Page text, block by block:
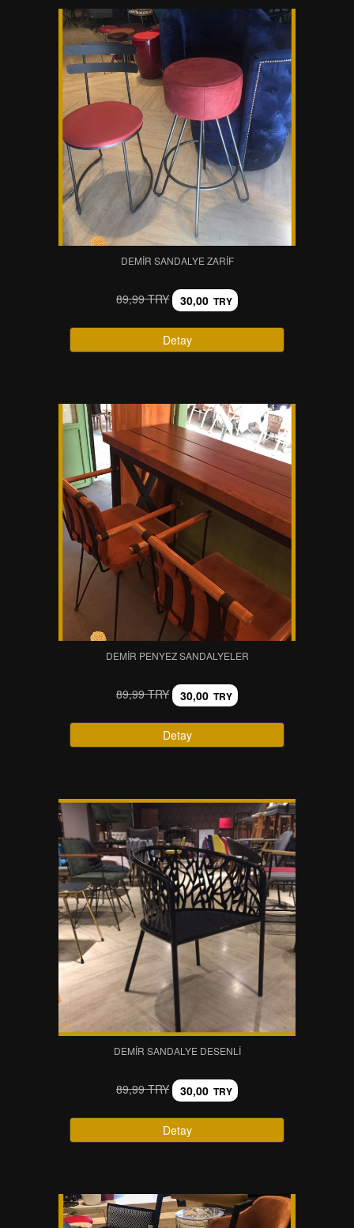
DEMIR SANDALYE ZARIF
89,99 TRY 30,00 TRY
Detay
DEMIR PENYEZ SANDALYELER
89,99 TRY 30,00 TRY
Detay
DEMIR SANDALYE DESENLI
89,99 TRY 30,00 TRY
Detay